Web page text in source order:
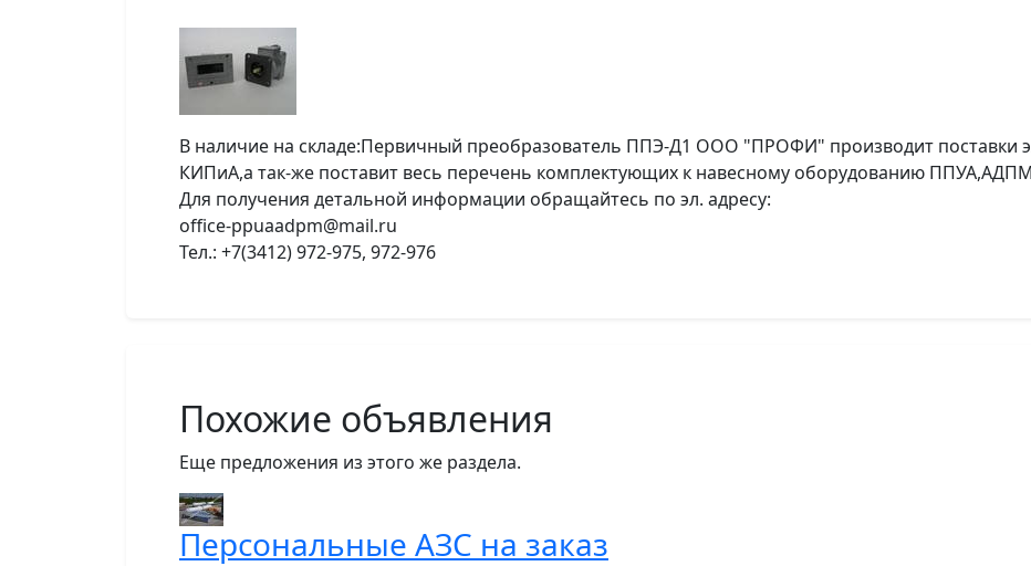
В наличие на складе:Первичный преобразователь ППЭ-Д1 ООО "ПРОФИ" производит поставки
КИПиА,а так-же поставит весь перечень комплектующих к навесному оборудованию
Для получения детальной информации обращайтесь по эл. адресу:
office-ppuaadpm@mail.ru
Тел.: +7(3412) 972-975, 972-976
Похожие объявления
Еще предложения из этого же раздела.
Персональные АЗС на заказ